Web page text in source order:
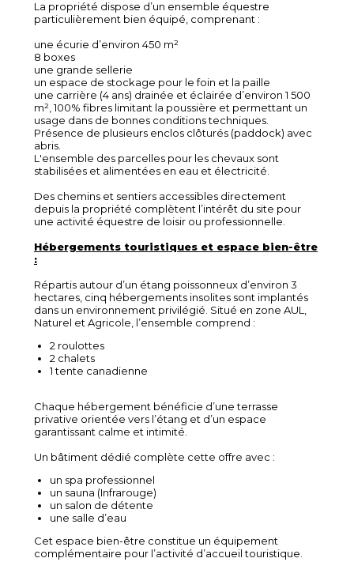
La propriété dispose d’un ensemble équestre
particulièrement bien équipé, comprenant :
une écurie d’environ 450 m²
8 boxes
une grande sellerie
un espace de stockage pour le foin et la paille
une carrière (4 ans) drainée et éclairée d’environ 1 500
m², 100% fibres limitant la poussière et permettant un
usage dans de bonnes conditions techniques.
Présence de plusieurs enclos clôturés (paddock) avec
abris.
L'ensemble des parcelles pour les chevaux sont
stabilisées et alimentées en eau et électricité.
Des chemins et sentiers accessibles directement
depuis la propriété complètent l’intérêt du site pour
une activité équestre de loisir ou professionnelle.
Hébergements touristiques et espace bien-être
:
Répartis autour d’un étang poissonneux d’environ 3
hectares, cinq hébergements insolites sont implantés
dans un environnement privilégié. Situé en zone AUL,
Naturel et Agricole, l’ensemble comprend :
2 roulottes
2 chalets
1 tente canadienne
Chaque hébergement bénéficie d’une terrasse
privative orientée vers l’étang et d’un espace
garantissant calme et intimité.
Un bâtiment dédié complète cette offre avec :
un spa professionnel
un sauna (Infrarouge)
un salon de détente
une salle d’eau
Cet espace bien-être constitue un équipement
complémentaire pour l’activité d’accueil touristique.